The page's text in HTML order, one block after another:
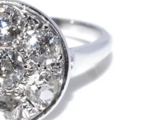
de couleur
Broches & autres
Colliers & Pendentifs